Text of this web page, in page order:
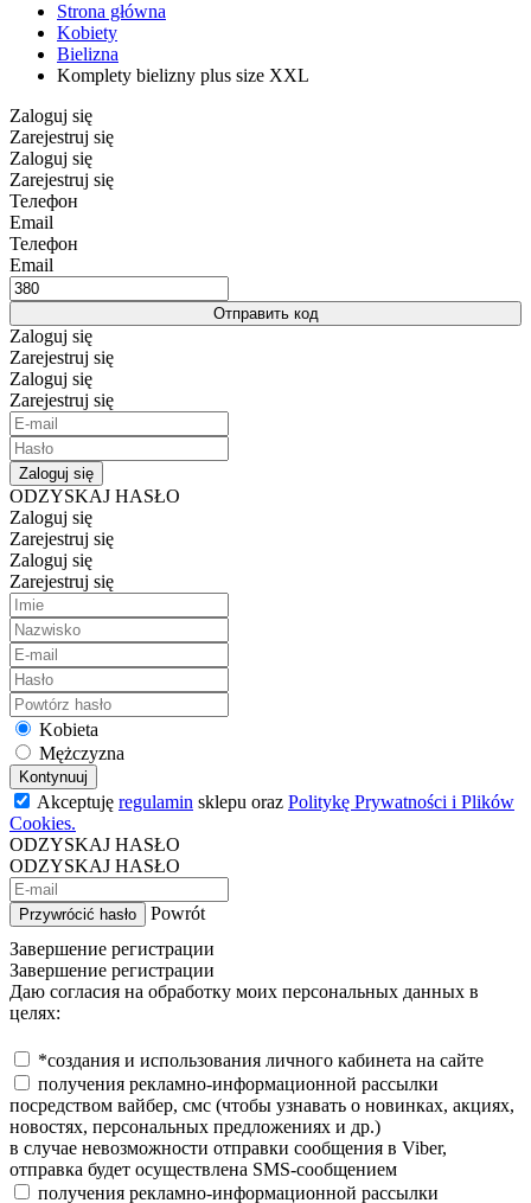
Strona główna
Kobiety
Bielizna
Komplety bielizny plus size XXL
Zaloguj się
Zarejestruj się
Zaloguj się
Zarejestruj się
Телефон
Email
Телефон
Email
Отправить код
Zaloguj się
Zarejestruj się
Zaloguj się
Zarejestruj się
Zaloguj się
ODZYSKAJ HASŁO
Zaloguj się
Zarejestruj się
Zaloguj się
Zarejestruj się
Kobieta
Mężczyzna
Kontynuuj
Akceptuję regulamin sklepu oraz Politykę Prywatności i Plików
Cookies.
ODZYSKAJ HASŁO
ODZYSKAJ HASŁO
Przywrócić hasło
Powrót
Завершение регистрации
Завершение регистрации
Даю согласия на обработку моих персональных данных в
целях:
*создания и использования личного кабинета на сайте
получения рекламно-информационной рассылки
посредством вайбер, смс (чтобы узнавать о новинках, акциях,
новостях, персональных предложениях и др.)
в случае невозможности отправки сообщения в Viber,
отправка будет осуществлена SMS-сообщением
получения рекламно-информационной рассылки